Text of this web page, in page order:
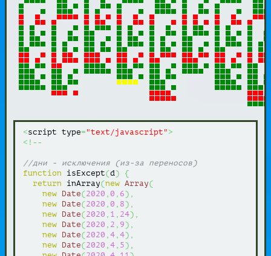
<script type= "text/javascript" >
<!--
//дни - исключения (из-за переносов)
function isExcept(d)
{
return inArray(new Array(
new
Date(2020 0 6)
new
Date(2020 0 8)
new
Date(2020 1 24)
new
Date(2020 2 9)
new
Date(2020 4, 4)
new
Date(2020 4, 5)